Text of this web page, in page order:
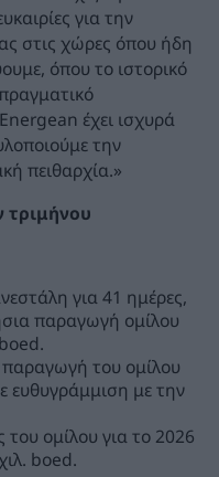
για την
στις χώρες όπου ήδη
όπου το ιστορικό
έχει ισχυρά
την
πειθαρχία.»
τριμήνου
για 41 ημέρες,
παραγωγή ομίλου
του ομίλου
ευθυγράμμιση με την
ομίλου για το 2026
boed.